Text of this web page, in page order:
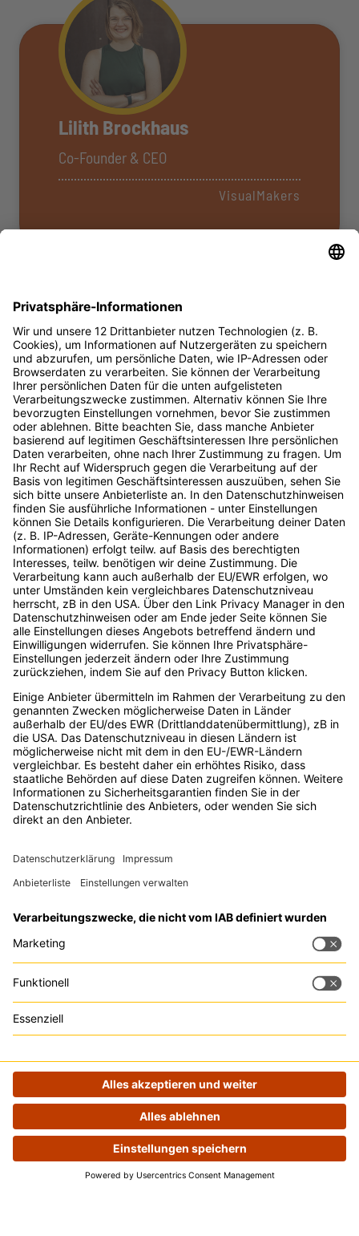
Lilith Brockhaus
Co-Founder & CEO
VisualMakers
Teilnehmende Unternehmen
Folgende Unternehmen sind mit dabei:
Digital Bash ist
…
… die größte Event-
Reihe der
Digitalbranche
(bezogen auf die
Anzahl der jährlichen
Events) mit
Expert:innenwissen,
das dich und dein
Unternehmen nach
vorne bringt. Die
Event-Reihe ist für
Entscheider:innen
im Digitalraum
ebenso geeignet wie
für alle, die es
werden wollen.
Made by
GmbH
Tipp:Trackboxxist
die perfekte Google
Analytics Alternative
Startseite
Kommende
Events
Vergangene
Events
Unsere
Speaker
Speaker
werden
Als
Unternehmen
dabei sein
Account
erstellen
Podcast
Kontakt
Live Chat
Digital Bash by
OnlineMarketing.de
GmbH
Ludwig-Erhard-
Straße 14
20459 Hamburg
Deutschland
info@digitalbash.de
040 - 22 85 34 092
Rechtliches
Impressum
Impressum|Datenschutz